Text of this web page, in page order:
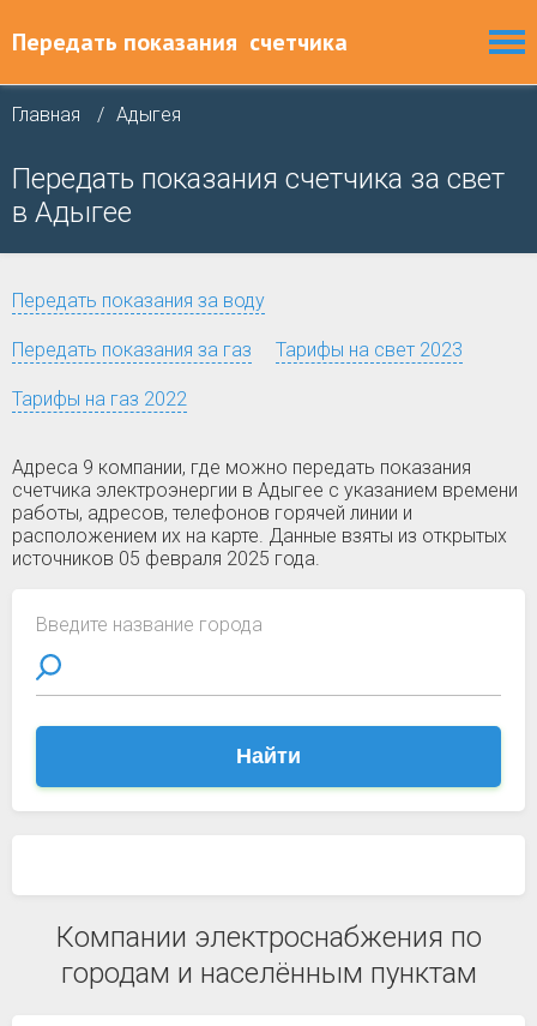
Передать показания счетчика
Главная Адыгея
Передать показания счетчика за свет
в Адыгее
Передать показания за воду
Передать показания за газ Тарифы на свет 2023
Тарифы на газ 2022
Адреса 9 компании, где можно передать показания
счетчика электроэнергии в Адыгее с указанием времени
работы, адресов, телефонов горячей линии и
расположением их на карте. Данные взяты из открытых
источников 05 февраля 2025 года.
Введите название города
Найти
Компании электроснабжения по
городам и населённым пунктам